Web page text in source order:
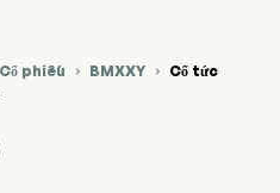
Cổ phiếu  BMXXY  Cổ tức